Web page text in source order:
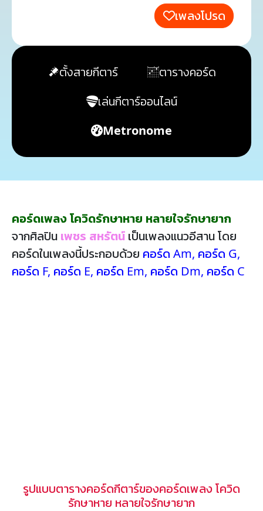
เพลงโปรด
ตั้งสายกีตาร์
ตารางคอร์ด
เล่นกีตาร์ออนไลน์
Metronome
คอร์ดเพลง โควิดรักษาหาย หลายใจรักษายาก
จากศิลปิน เพชร สหรัตน์ เป็นเพลงแนวอีสาน โดย
คอร์ดในเพลงนี้ประกอบด้วย คอร์ด Am, คอร์ด G,
คอร์ด F, คอร์ด E, คอร์ด Em, คอร์ด Dm, คอร์ด C
รูปแบบตารางคอร์ดกีตาร์ของคอร์ดเพลง โควิด
รักษาหาย หลายใจรักษายาก